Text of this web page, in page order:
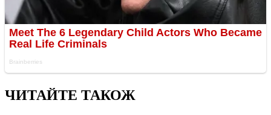
ЧИТАЙТЕ ТАКОЖ